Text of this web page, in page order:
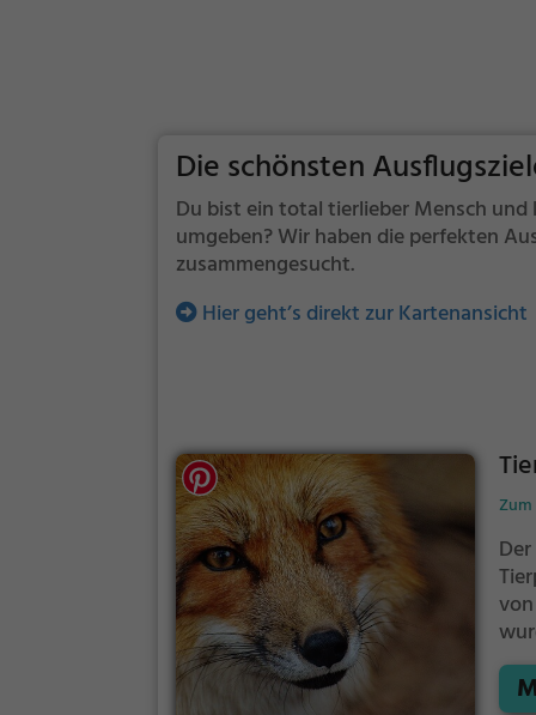
Die schönsten
Du bist ein total tierlieber Mensch
umgeben? Wir haben die perfekten
zusammengesucht.
Hier geht’s direkt zur Kartenansicht